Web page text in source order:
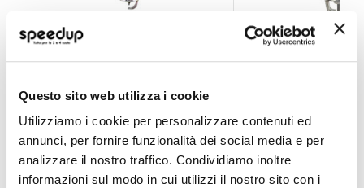
Questo sito web utilizza i cookie
Utilizziamo i cookie per personalizzare contenuti ed
annunci, per fornire funzionalità dei social media e per
analizzare il nostro traffico. Condividiamo inoltre
informazioni sul modo in cui utilizzi il nostro sito con i
Candela moto LMAR8AI-8 - NGK
25,30 €
CONSEGNA IN 48H
Candela moto
CONSEGNA IN 48H